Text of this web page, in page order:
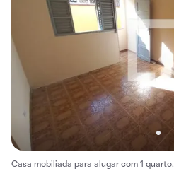
Casa mobiliada para alugar com 1 quarto.